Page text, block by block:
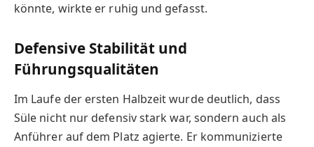
könnte, wirkte er ruhig und gefasst.
Defensive Stabilität und
Führungsqualitäten
Im Laufe der ersten Halbzeit wurde deutlich, dass
Süle nicht nur defensiv stark war, sondern auch als
Anführer auf dem Platz agierte. Er kommunizierte